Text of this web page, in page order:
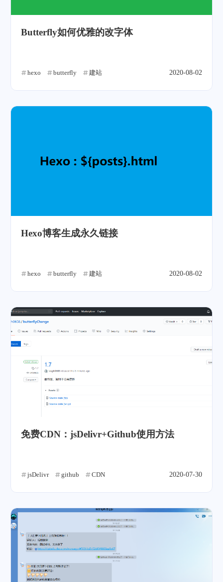
Butterfly如何优雅的改字体
hexo butterfly 建站 2020-08-02
Hexo博客生成永久链接
hexo butterfly 建站 2020-08-02
免费CDN：jsDelivr+Github使用方法
jsDelivr github CDN 2020-07-30